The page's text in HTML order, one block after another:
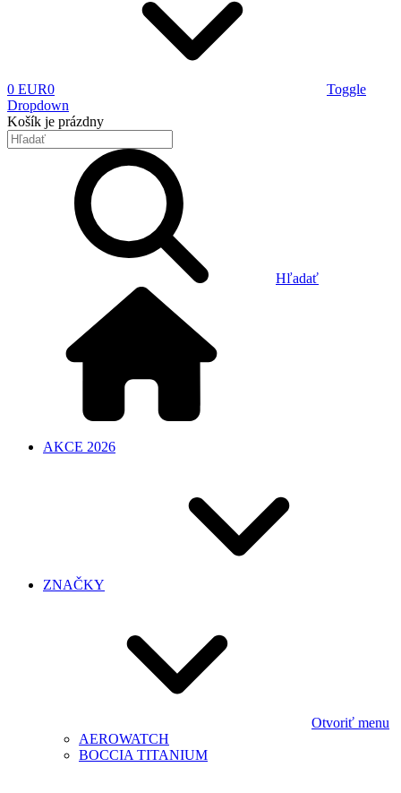
0 EUR0
Toggle
Dropdown
Košík je prázdny
Hľadať
AKCE 2026
ZNAČKY
Otvoriť menu
AEROWATCH
BOCCIA TITANIUM